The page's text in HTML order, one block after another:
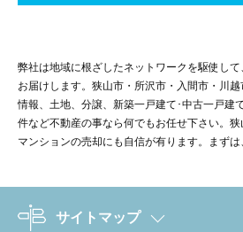
弊社は地域に根ざしたネットワークを駆使し
お届けします。狭山市・所沢市・入間市・川
情報、土地、分譲、新築一戸建て･中古一戸建
件など不動産の事なら何でもお任せ下さい。狭
マンションの売却にも自信が有ります。まずは
サイトマップ